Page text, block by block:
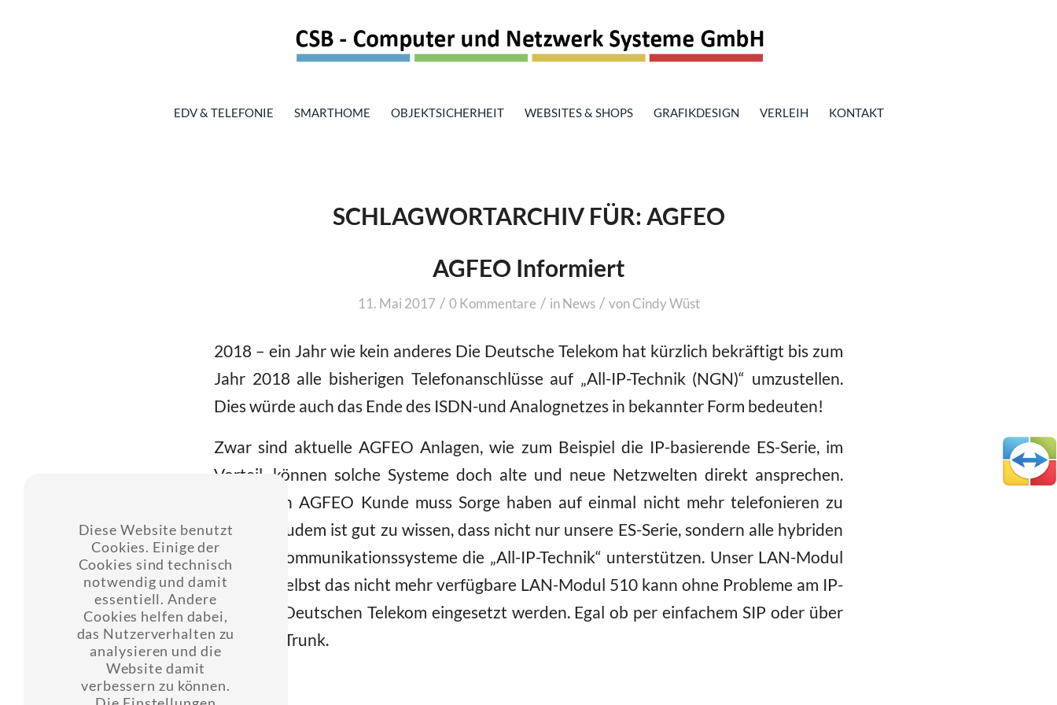
EDV & TELEFONIE SMARTHOME OBJEKTSICHERHEIT WEBSITES & SHOPS GRAFIKDESIGN VERLEIH KONTAKT
SCHLAGWORTARCHIV FÜR: AGFEO
AGFEO Informiert
11. Mai 2017 / 0 Kommentare / inNews / vonCindy Wüst
2018 – ein Jahr wie kein anderes Die Deutsche Telekom hat kürzlich bekräftigt bis zum
Jahr 2018 alle bisherigen Telefonanschlüsse auf „All-IP-Technik (NGN)“ umzustellen.
Dies würde auch das Ende des ISDN-und Analognetzes in bekannter Form bedeuten!
Zwar sind aktuelle AGFEO Anlagen, wie zum Beispiel die IP-basierende ES-Serie, im
Vorteil, können solche Systeme doch alte und neue Netzwelten direkt ansprechen.
ABER kein AGFEO Kunde muss Sorge haben auf einmal nicht mehr telefonieren zu
können. Zudem ist gut zu wissen, dass nicht nur unsere ES-Serie, sondern alle hybriden
AGFEO Kommunikationssysteme die „All-IP-Technik“ unterstützen. Unser LAN-Modul
509 und selbst das nicht mehr verfügbare LAN-Modul 510 kann ohne Probleme am IP-
Netz der Deutschen Telekom eingesetzt werden. Egal ob per einfachem SIP oder über
einen SIP Trunk.
Diese Website benutzt
Cookies. Einige der
Cookies sind technisch
notwendig und damit
essentiell. Andere
Cookies helfen dabei,
das Nutzerverhalten zu
analysieren und die
Website damit
verbessern zu können.